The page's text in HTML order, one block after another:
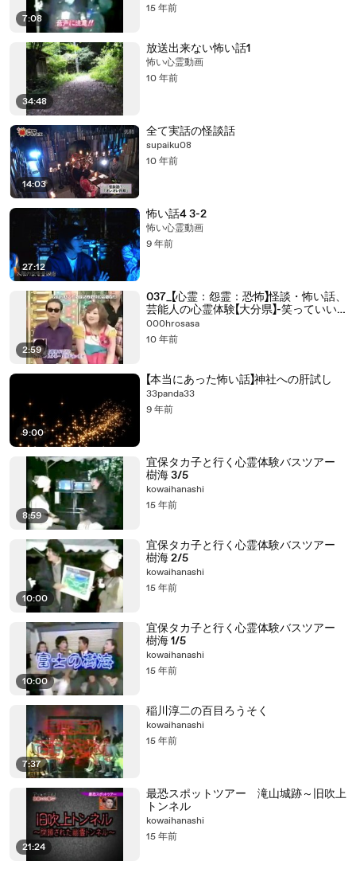
7:08
15 年前
34:48
放送出来ない怖い話1
怖い心霊動画
10 年前
14:03
全て実話の怪談話
supaiku08
10 年前
27:12
怖い話4 3-2
怖い心霊動画
9 年前
2:59
037_【心霊：怨霊：恐怖】怪談・怖い話、
芸能人の心霊体験【大分県】-笑っていい
とも_M
000hrosasa
10 年前
9:00
【本当にあった怖い話】神社への肝試し
33panda33
9 年前
8:59
宜保タカ子と行く心霊体験バスツアー
樹海 3/5
kowaihanashi
15 年前
10:00
宜保タカ子と行く心霊体験バスツアー
樹海 2/5
kowaihanashi
15 年前
10:00
宜保タカ子と行く心霊体験バスツアー
樹海 1/5
kowaihanashi
15 年前
7:37
稲川淳二の百目ろうそく
kowaihanashi
15 年前
21:24
最恐スポットツアー 滝山城跡～旧吹上
トンネル
kowaihanashi
15 年前